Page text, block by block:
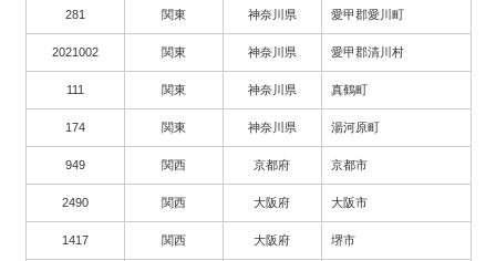
281 関東 神奈川県 愛甲郡愛川町
2021002 関東 神奈川県 愛甲郡清川村
111 関東 神奈川県 真鶴町
174 関東 神奈川県 湯河原町
949 関西 京都府 京都市
2490 関西 大阪府 大阪市
1417 関西 大阪府 堺市